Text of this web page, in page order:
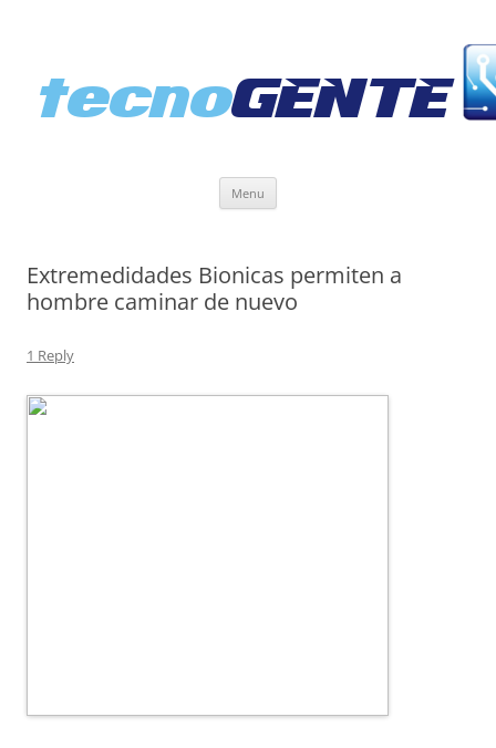
Menu
Extremedidades Bionicas permiten a
hombre caminar de nuevo
1 Reply